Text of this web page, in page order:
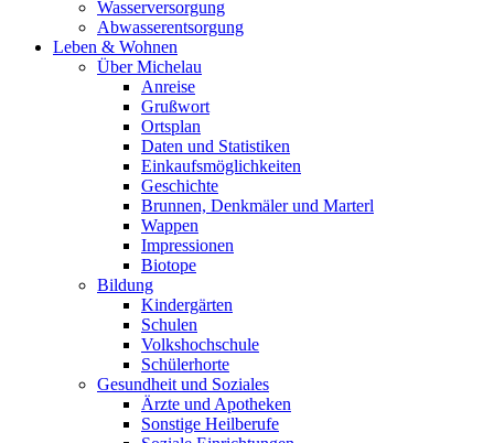
Wasserversorgung
Abwasserentsorgung
Leben & Wohnen
Über Michelau
Anreise
Grußwort
Ortsplan
Daten und Statistiken
Einkaufsmöglichkeiten
Geschichte
Brunnen, Denkmäler und Marterl
Wappen
Impressionen
Biotope
Bildung
Kindergärten
Schulen
Volkshochschule
Schülerhorte
Gesundheit und Soziales
Ärzte und Apotheken
Sonstige Heilberufe